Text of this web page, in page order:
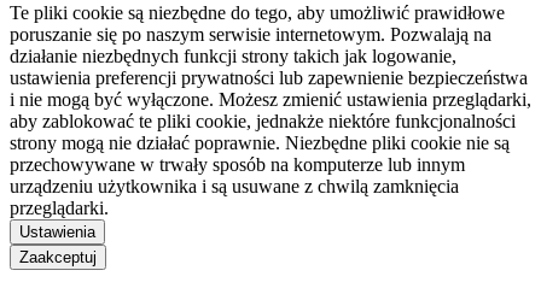
Te pliki cookie są niezbędne do tego, aby umożliwić prawidłowe
poruszanie się po naszym serwisie internetowym. Pozwalają na
działanie niezbędnych funkcji strony takich jak logowanie,
ustawienia preferencji prywatności lub zapewnienie bezpieczeństwa
i nie mogą być wyłączone. Możesz zmienić ustawienia przeglądarki,
aby zablokować te pliki cookie, jednakże niektóre funkcjonalności
strony mogą nie działać poprawnie. Niezbędne pliki cookie nie są
przechowywane w trwały sposób na komputerze lub innym
urządzeniu użytkownika i są usuwane z chwilą zamknięcia
przeglądarki.
Ustawienia
Zaakceptuj